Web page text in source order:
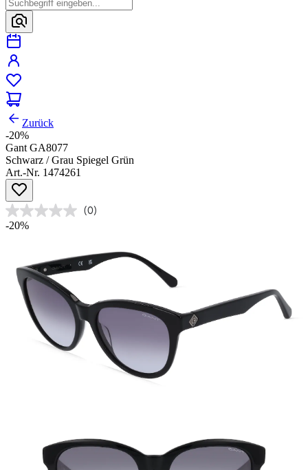
Zurück
-20%
Gant GA8077
Schwarz / Grau Spiegel Grün
Art.-Nr. 1474261
(0)
-20%